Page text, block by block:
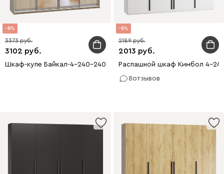
8
3102
3373
Шкаф-купе Байкал-4-240-240 Дуб Сонома 2 зеркала 4 двери
8
2013
2189
Распашной шкаф Кимбол 4-
8отзывов